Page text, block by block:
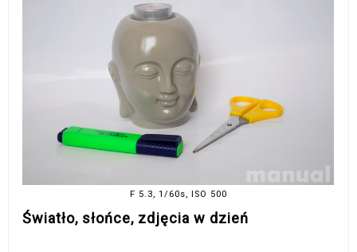
F 5.3, 1/60s, ISO 500
Światło, słońce, zdjęcia w dzień